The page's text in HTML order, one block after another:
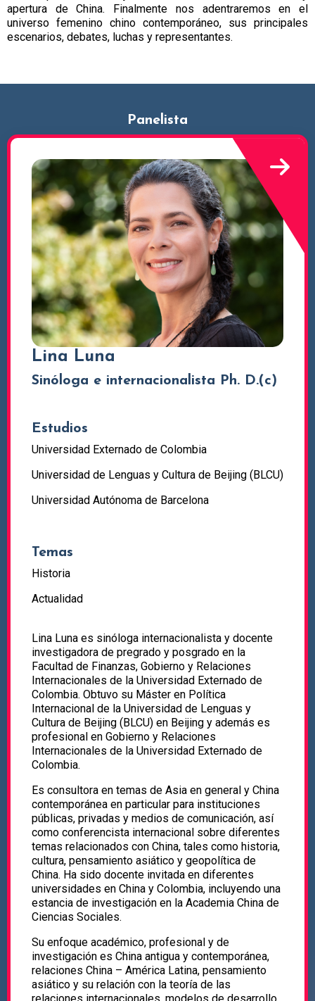
apertura de China. Finalmente nos adentraremos en el
universo femenino chino contemporáneo, sus principales
escenarios, debates, luchas y representantes.
Panelista
Lina Luna
Sinóloga e internacionalista Ph. D.(c)
Estudios
Universidad Externado de Colombia
Universidad de Lenguas y Cultura de Beijing (BLCU)
Universidad Autónoma de Barcelona
Temas
Historia
Actualidad
Lina Luna es sinóloga internacionalista y docente
investigadora de pregrado y posgrado en la
Facultad de Finanzas, Gobierno y Relaciones
Internacionales de la Universidad Externado de
Colombia. Obtuvo su Máster en Política
Internacional de la Universidad de Lenguas y
Cultura de Beijing (BLCU) en Beijing y además es
profesional en Gobierno y Relaciones
Internacionales de la Universidad Externado de
Colombia.
Es consultora en temas de Asia en general y China
contemporánea en particular para instituciones
públicas, privadas y medios de comunicación, así
como conferencista internacional sobre diferentes
temas relacionados con China, tales como historia,
cultura, pensamiento asiático y geopolítica de
China. Ha sido docente invitada en diferentes
universidades en China y Colombia, incluyendo una
estancia de investigación en la Academia China de
Ciencias Sociales.
Su enfoque académico, profesional y de
investigación es China antigua y contemporánea,
relaciones China – América Latina, pensamiento
asiático y su relación con la teoría de las